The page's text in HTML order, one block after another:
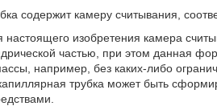
содержит камеру считывания,
изобретения камера
частью, при этом данная
например, без каких-либо
трубка может быть